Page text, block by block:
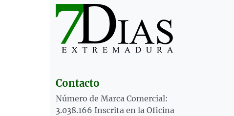
Contacto
Número de Marca Comercial:
3.038.166 Inscrita en la Oficina